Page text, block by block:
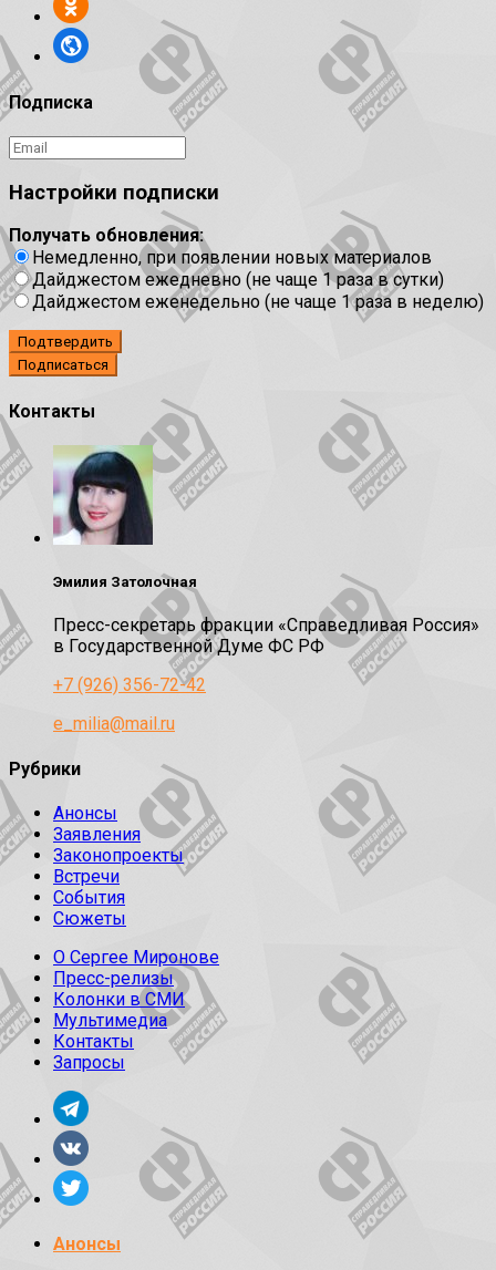
Подписка
Настройки подписки
Получать обновления:
Немедленно, при появлении новых материалов
Дайджестом ежедневно (не чаще 1 раза в сутки)
Дайджестом еженедельно (не чаще 1 раза в неделю)
Подтвердить
Контакты
Эмилия Затолочная
Пресс-секретарь фракции «Справедливая Россия»
в Государственной Думе ФС РФ
+7 (926) 356-72-42
e_milia@mail.ru
Рубрики
Анонсы
Заявления
Законопроекты
Встречи
События
Сюжеты
О Сергее Миронове
Пресс-релизы
Колонки в СМИ
Мультимедиа
Контакты
Запросы
Анонсы